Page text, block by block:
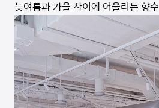
늦여름과 가을 사이에 어울리는 향수